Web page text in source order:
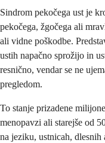
Sindrom pekočega ust je
pekočega, žgočega ali
ali vidne poškodbe.
ustih napačno sprožijo in
resnično, vendar se ne
pregledom.
To stanje prizadene
menopavzi ali starejše od
na jeziku, ustnicah, dlesnih